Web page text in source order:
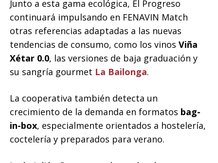
Junto a esta gama ecológica, El Progreso
continuará impulsando en FENAVIN Match
otras referencias adaptadas a las nuevas
tendencias de consumo, como los vinos Viña
Xétar 0.0, las versiones de baja graduación y
su sangría gourmet La Bailonga.
La cooperativa también detecta un
crecimiento de la demanda en formatos bag-
in-box, especialmente orientados a hostelería,
coctelería y preparados para verano.